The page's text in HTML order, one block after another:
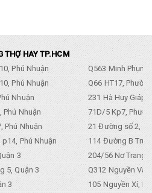
THỢ HAY TP.HCM
Phú Nhuận
Q563 Minh
Phú Nhuận
Q66 HT17,
Nhuận
231 Hà Huy Giáp,
Phú Nhuận
71D/5 Kp7,
Phú Nhuận
21 Đường số 2,
Phú Nhuận
114 Đường B
3
204/56 Nơ Trang
5, Quận 3
Q312 Nguyền
3
105 Nguyền Xí,